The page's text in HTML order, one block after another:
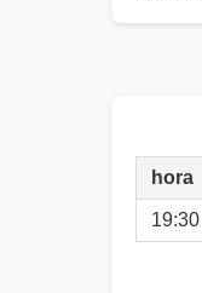
hora
19:30